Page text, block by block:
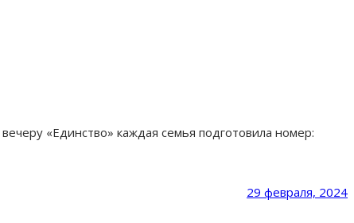
«Единство» каждая семья подготовила номер:
29 февраля, 2024